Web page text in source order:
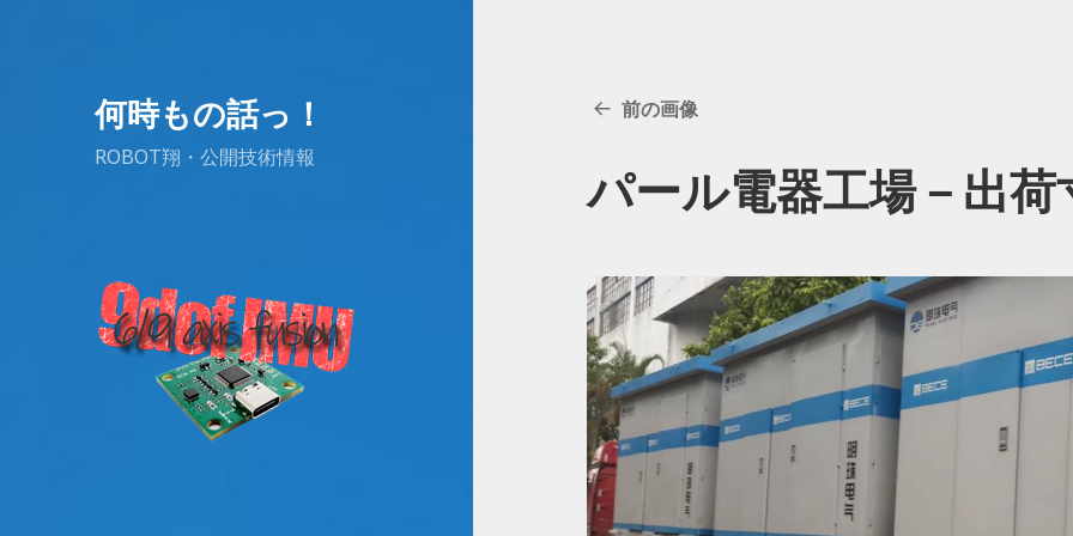
何時もの話っ！
ROBOT翔・公開技術情報
前の画像
パール電器工場－出荷